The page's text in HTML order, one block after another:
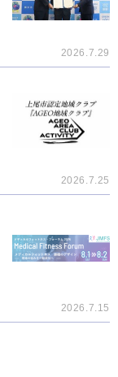
2026.7.29
2026.7.25
2026.7.15